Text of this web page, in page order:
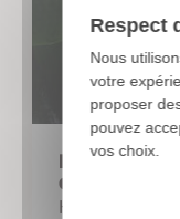
aurea
Herbe aux
Respect
Nous
votre
proposer
pouvez
vos choix.